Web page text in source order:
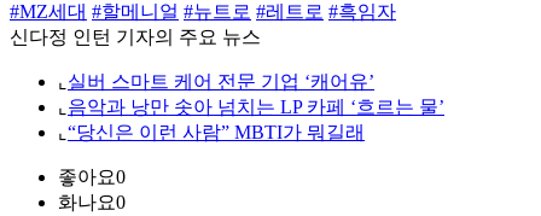
#MZ세대 #할메니얼 #뉴트로 #레트로 #흑임자
신다정 인턴 기자의 주요 뉴스
⌞ 실버 스마트 케어 전문 기업 ‘캐어유’
⌞ 음악과 낭만 솟아 넘치는 LP 카페 ‘흐르는 물’
⌞ “당신은 이런 사람” MBTI가 뭐길래
좋아요0
화나요0